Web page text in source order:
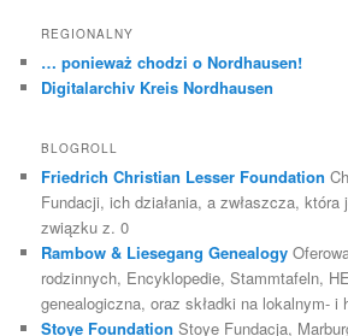
REGIONALNY
… ponieważ chodzi o Nordhausen!
Digitalarchiv Kreis Nordhausen
BLOGROLL
Friedrich Christian Lesser Foundation
Fundacji, ich działania, a zwłaszcza,
związku z. 0
Rambow & Liesegang Genealogy
rodzinnych, Encyklopedie, Stammtafeln,
genealogiczna, oraz składki na lokalnym- i
Stoye Foundation Stoye Fundacja,